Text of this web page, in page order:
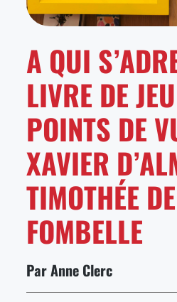
A QUI
LIVRE DE
POINTS DE
XAVIER
TIMOTHÉE DE
FOMBELLE
Par Anne Clerc